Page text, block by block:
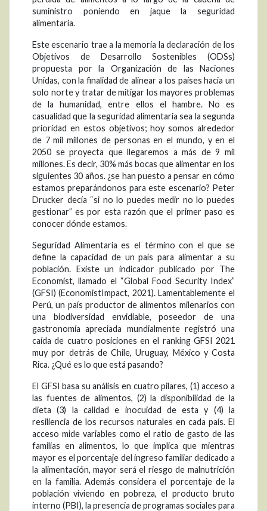
suministro poniendo en jaque la seguridad
alimentaria.
Este escenario trae a la memoria la declaración de los
Objetivos de Desarrollo Sostenibles (ODSs)
propuesta por la Organización de las Naciones
Unidas, con la finalidad de alinear a los países hacia un
solo norte y tratar de mitigar los mayores problemas
de la humanidad, entre ellos el hambre. No es
casualidad que la seguridad alimentaria sea la segunda
prioridad en estos objetivos; hoy somos alrededor
de 7 mil millones de personas en el mundo, y en el
2050 se proyecta que llegaremos a más de 9 mil
millones. Es decir, 30% más bocas que alimentar en los
siguientes 30 años. ¿se han puesto a pensar en cómo
estamos preparándonos para este escenario? Peter
Drucker decía “si no lo puedes medir no lo puedes
gestionar” es por esta razón que el primer paso es
conocer dónde estamos.
Seguridad Alimentaria es el término con el que se
define la capacidad de un país para alimentar a su
población. Existe un indicador publicado por The
Economist, llamado el “Global Food Security Index”
(GFSI) (EconomistImpact, 2021). Lamentablemente el
Perú, un país productor de alimentos milenarios con
una biodiversidad envidiable, poseedor de una
gastronomía apreciada mundialmente registró una
caída de cuatro posiciones en el ranking GFSI 2021
muy por detrás de Chile, Uruguay, México y Costa
Rica. ¿Qué es lo que está pasando?
El GFSI basa su análisis en cuatro pilares, (1) acceso a
las fuentes de alimentos, (2) la disponibilidad de la
dieta (3) la calidad e inocuidad de esta y (4) la
resiliencia de los recursos naturales en cada país. El
acceso mide variables como el ratio de gasto de las
familias en alimentos, lo que implica que mientras
mayor es el porcentaje del ingreso familiar dedicado a
la alimentación, mayor será el riesgo de malnutrición
en la familia. Además considera el porcentaje de la
población viviendo en pobreza, el producto bruto
interno (PBI), la presencia de programas sociales para